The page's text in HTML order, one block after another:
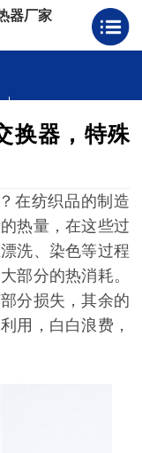
器厂家
换器，特殊
？在纺织品的制造
热量，在这些过
洗、染色等过程
部分的热消耗。
分损失，其余的
用，白白浪费，